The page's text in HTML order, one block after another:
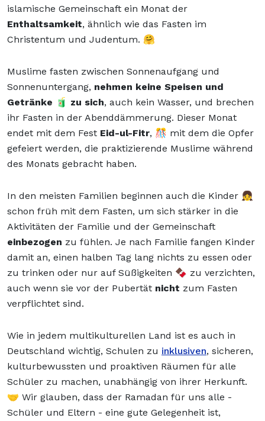
islamische Gemeinschaft ein Monat der
Enthaltsamkeit, ähnlich wie das Fasten im
Christentum und Judentum. 🤗
Muslime fasten zwischen Sonnenaufgang und
Sonnenuntergang, nehmen keine Speisen und
Getränke 🧃 zu sich, auch kein Wasser, und brechen
ihr Fasten in der Abenddämmerung. Dieser Monat
endet mit dem Fest Eid-ul-Fitr, 🎊 mit dem die Opfer
gefeiert werden, die praktizierende Muslime während
des Monats gebracht haben.
In den meisten Familien beginnen auch die Kinder 👧
schon früh mit dem Fasten, um sich stärker in die
Aktivitäten der Familie und der Gemeinschaft
einbezogen zu fühlen. Je nach Familie fangen Kinder
damit an, einen halben Tag lang nichts zu essen oder
zu trinken oder nur auf Süßigkeiten 🍫 zu verzichten,
auch wenn sie vor der Pubertät nicht zum Fasten
verpflichtet sind.
Wie in jedem multikulturellen Land ist es auch in
Deutschland wichtig, Schulen zu inklusiven, sicheren,
kulturbewussten und proaktiven Räumen für alle
Schüler zu machen, unabhängig von ihrer Herkunft.
🤝 Wir glauben, dass der Ramadan für uns alle -
Schüler und Eltern - eine gute Gelegenheit ist,